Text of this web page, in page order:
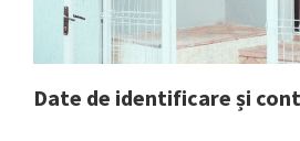
Date de identificare și